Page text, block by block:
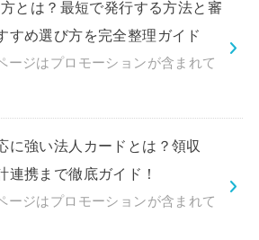
とは？最短で発行する方法と審
すめ選び方を完全整理ガイド
に強い法人カードとは？領収
連携まで徹底ガイド！